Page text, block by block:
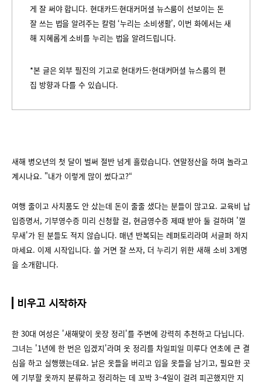
게 잘 써야 합니다. 현대카드∙현대커머셜 뉴스룸이 선보이는 돈
잘 쓰는 법을 알려주는 칼럼 ‘누리는 소비생활’, 이번 화에서는 새
해 지혜롭게 소비를 누리는 법을 알려드립니다.
*본 글은 외부 필진의 기고로 현대카드·현대커머셜 뉴스룸의 편
집 방향과 다를 수 있습니다.
새해 병오년의 첫 달이 벌써 절반 넘게 흘렀습니다. 연말정산을 하며 놀라고
계시나요. "내가 이렇게 많이 썼다고?“
여행 줄이고 사치품도 안 샀는데 돈이 줄줄 샜다는 분들이 많고요. 교육비 납
입증명서, 기부영수증 미리 신청할 걸, 현금영수증 제때 받아 둘 걸하며 '껄
무새'가 된 분들도 적지 않습니다. 매년 반복되는 레퍼토리라며 서글퍼 하지
마세요. 이제 시작입니다. 쓸 거면 잘 쓰자, 더 누리기 위한 새해 소비 3계명
을 소개합니다.
비우고 시작하자
한 30대 여성은 '새해맞이 옷장 정리'를 주변에 강력히 추천하고 다닙니다.
그녀는 '1년에 한 번은 입겠지'라며 옷 정리를 차일피일 미루다 연초에 큰 결
심을 하고 실행했는데요. 낡은 옷들을 버리고 입을 옷들을 남기고, 필요한 곳
에 기부할 옷까지 분류하고 정리하는 데 꼬박 3~4일이 걸려 피곤했지만 지